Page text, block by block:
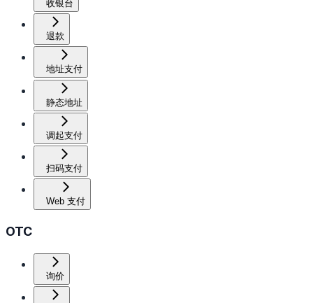
收银台
退款
地址支付
静态地址
调起支付
扫码支付
Web 支付
OTC
询价